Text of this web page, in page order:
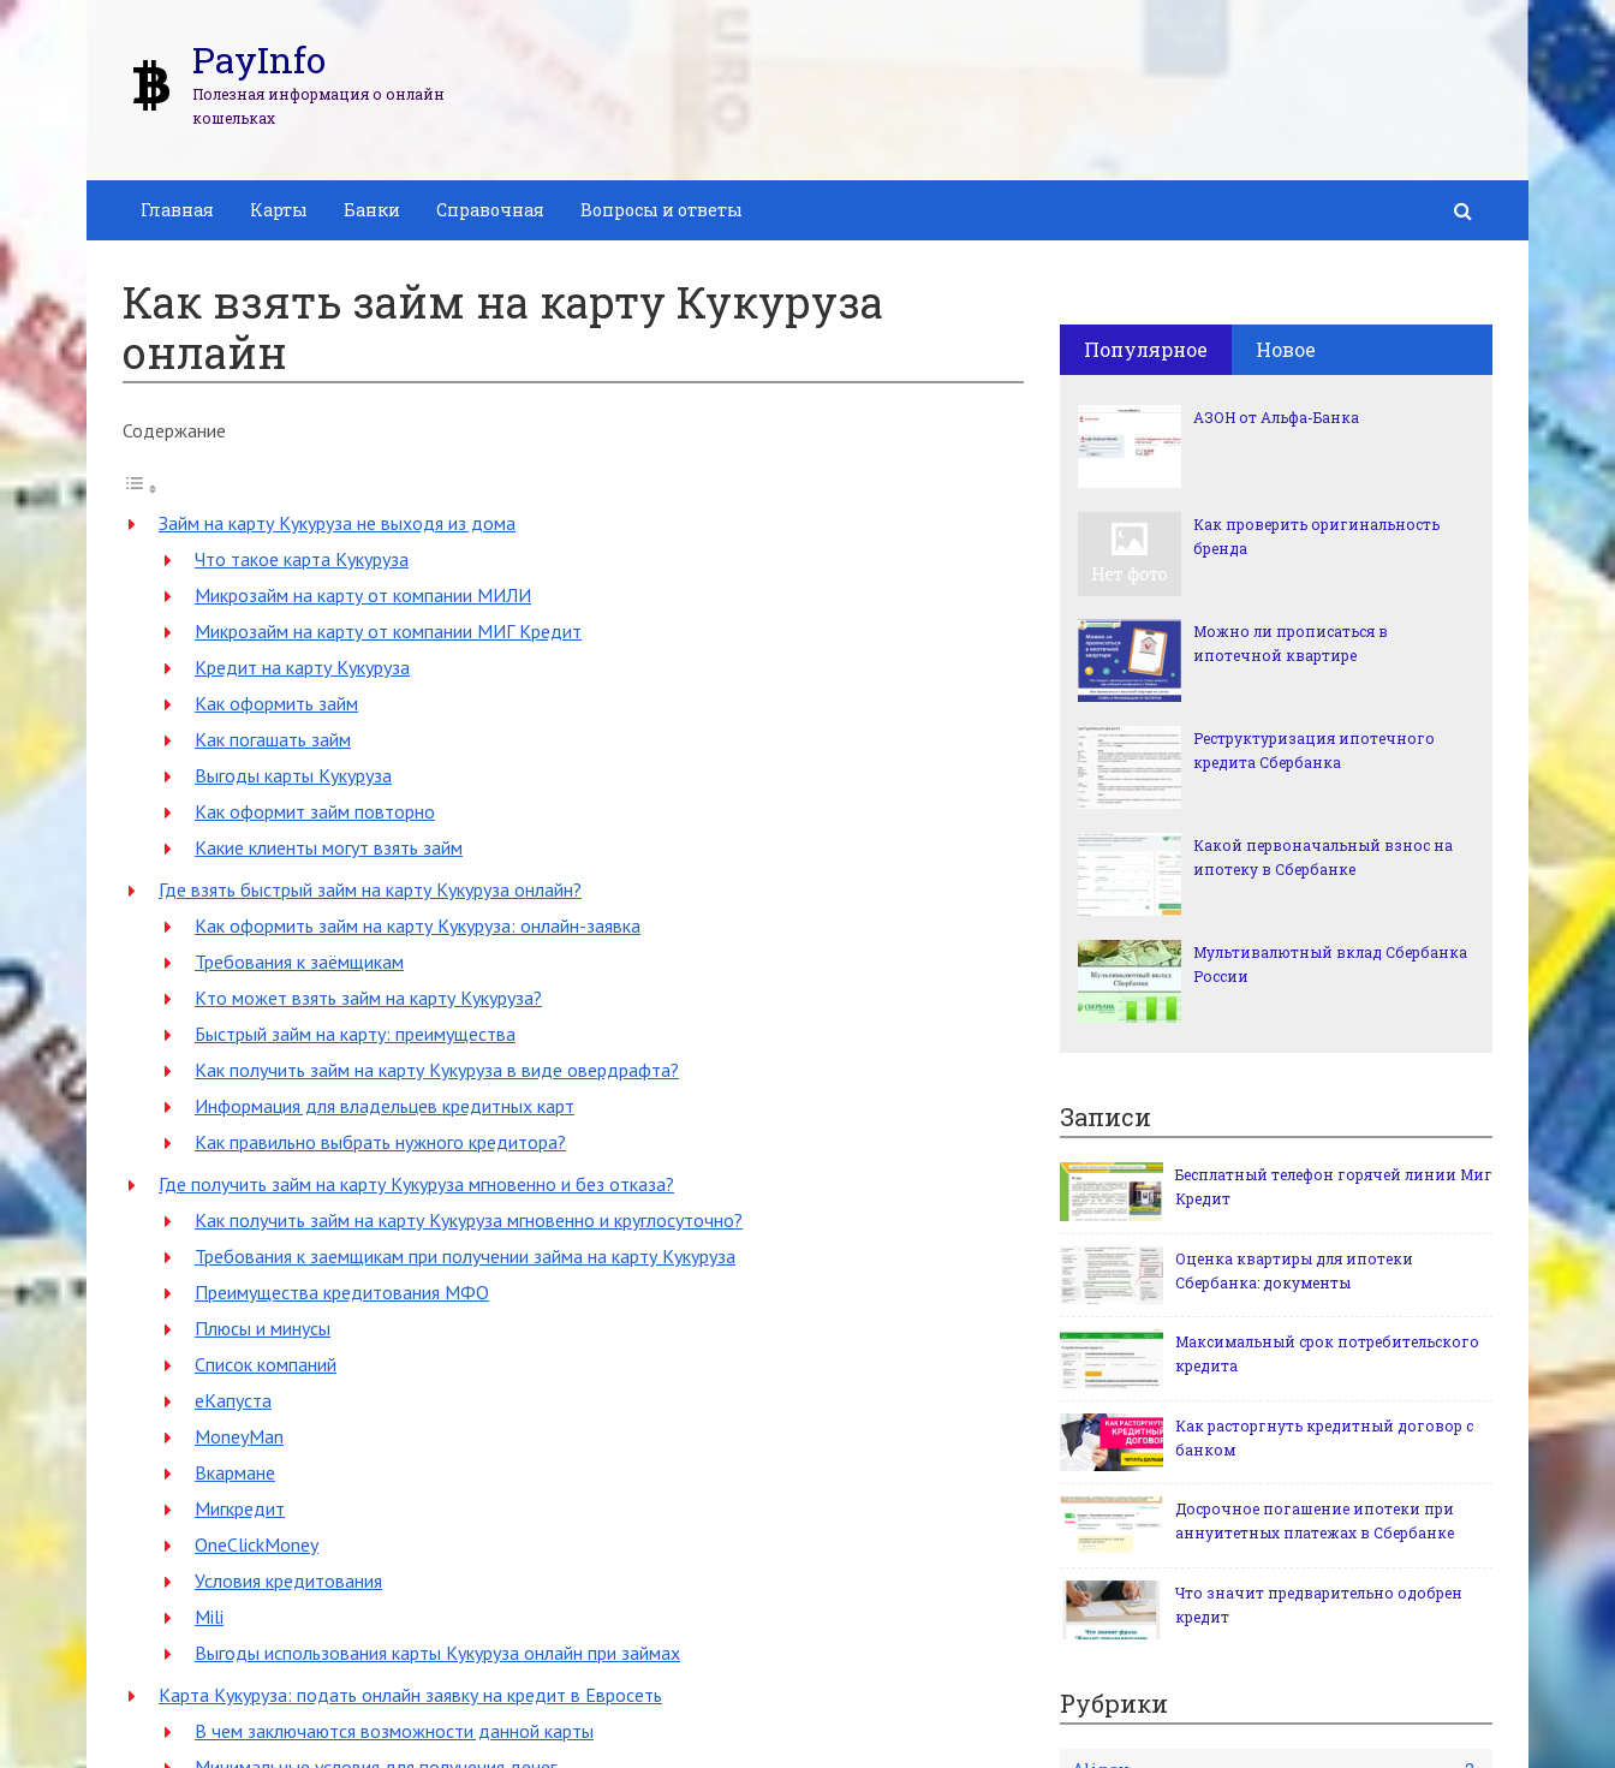
PayInfo
Полезная информация о онлайн
кошельках
Главная Карты Банки Справочная Вопросы и ответы
Как взять займ на карту Кукуруза
онлайн
Содержание
Займ на карту Кукуруза не выходя из дома
Что такое карта Кукуруза
Микрозайм на карту от компании МИЛИ
Микрозайм на карту от компании МИГ Кредит
Кредит на карту Кукуруза
Как оформить займ
Как погашать займ
Выгоды карты Кукуруза
Как оформит займ повторно
Какие клиенты могут взять займ
Где взять быстрый займ на карту Кукуруза онлайн?
Как оформить займ на карту Кукуруза: онлайн-заявка
Требования к заёмщикам
Кто может взять займ на карту Кукуруза?
Быстрый займ на карту: преимущества
Как получить займ на карту Кукуруза в виде овердрафта?
Информация для владельцев кредитных карт
Как правильно выбрать нужного кредитора?
Где получить займ на карту Кукуруза мгновенно и без отказа?
Как получить займ на карту Кукуруза мгновенно и круглосуточно?
Требования к заемщикам при получении займа на карту Кукуруза
Преимущества кредитования МФО
Плюсы и минусы
Список компаний
еКапуста
MoneyMan
Вкармане
Мигкредит
OneClickMoney
Условия кредитования
Mili
Выгоды использования карты Кукуруза онлайн при займах
Карта Кукуруза: подать онлайн заявку на кредит в Евросеть
В чем заключаются возможности данной карты
Популярное Новое
АЗОН от Альфа-Банка
Как проверить оригинальность
бренда
Можно ли прописаться в
ипотечной квартире
Реструктуризация ипотечного
кредита Сбербанка
Какой первоначальный взнос на
ипотеку в Сбербанке
Мультивалютный вклад Сбербанка
России
Записи
Бесплатный телефон горячей линии Миг
Кредит
Оценка квартиры для ипотеки
Сбербанка: документы
Максимальный срок потребительского
кредита
Как расторгнуть кредитный договор с
банком
Досрочное погашение ипотеки при
аннуитетных платежах в Сбербанке
Что значит предварительно одобрен
кредит
Рубрики